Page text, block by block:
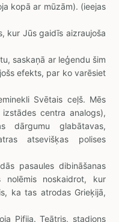
kopā ar mūzām). (ieejas
kur Jūs gaidīs aizraujoša
saskaņā ar leģendu šim
efekts, par ko varēsiet
Svētais ceļš. Mēs
centra analogs),
dārgumu glabātavas,
atsevišķas polises
pasaules dibināšanas
noskaidrot, kur
ka tas atrodas Grieķijā,
Pifija. Teātris, stadions